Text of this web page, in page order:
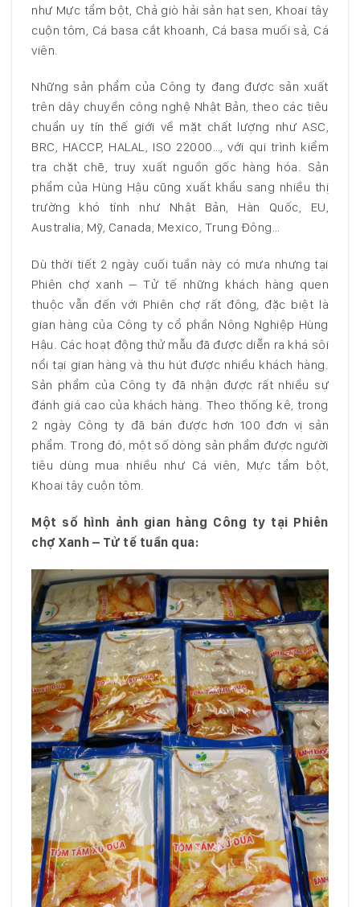
như Mực tẩm bột, Chả giò hải sản hạt sen, Khoai tây
cuộn tôm, Cá basa cắt khoanh, Cá basa muối sả, Cá
viên.
Những sản phẩm của Công ty đang được sản xuất
trên dây chuyền công nghệ Nhật Bản, theo các tiêu
chuẩn uy tín thế giới về mặt chất lượng như ASC,
BRC, HACCP, HALAL, ISO 22000…, với qui trình kiểm
tra chặt chẽ, truy xuất nguồn gốc hàng hóa. Sản
phẩm của Hùng Hậu cũng xuất khẩu sang nhiều thị
trường khó tính như Nhật Bản, Hàn Quốc, EU,
Australia, Mỹ, Canada, Mexico, Trung Đông…
Dù thời tiết 2 ngày cuối tuần này có mưa nhưng tại
Phiên chợ xanh – Tử tế những khách hàng quen
thuộc vẫn đến với Phiên chợ rất đông, đặc biệt là
gian hàng của Công ty cổ phần Nông Nghiệp Hùng
Hậu. Các hoạt động thử mẫu đã được diễn ra khá sôi
nổi tại gian hàng và thu hút được nhiều khách hàng.
Sản phẩm của Công ty đã nhận được rất nhiều sự
đánh giá cao của khách hàng. Theo thống kê, trong
2 ngày Công ty đã bán được hơn 100 đơn vị sản
phẩm. Trong đó, một số dòng sản phẩm được người
tiêu dùng mua nhiều như Cá viên, Mực tẩm bột,
Khoai tây cuộn tôm.
Một số hình ảnh gian hàng Công ty tại Phiên
chợ Xanh – Tử tế tuần qua: